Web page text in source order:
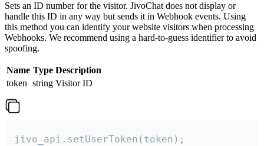
Sets an ID number for the visitor. JivoChat does not display or
handle this ID in any way but sends it in Webhook events. Using
this method you can identify your website visitors when processing
Webhooks. We recommend using a hard-to-guess identifier to avoid
spoofing.
Name Type Description
token string Visitor ID
jivo_api.setUserToken(token);